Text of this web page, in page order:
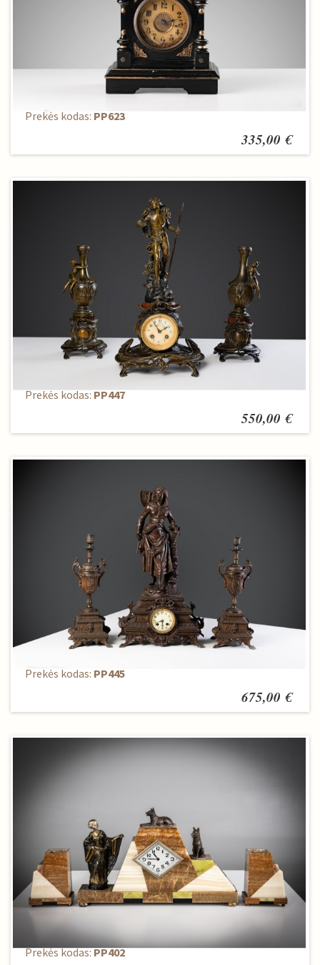
Laikrodis pastatomas
Prekės kodas: PP623
335,00 €
Laikrodis + vazelės 2vnt.
Prekės kodas: PP447
550,00 €
Laikrodis + žvakidės 2vnt.
Prekės kodas: PP445
675,00 €
Laikrodis + 2 žvakidės
Prekės kodas:PP402